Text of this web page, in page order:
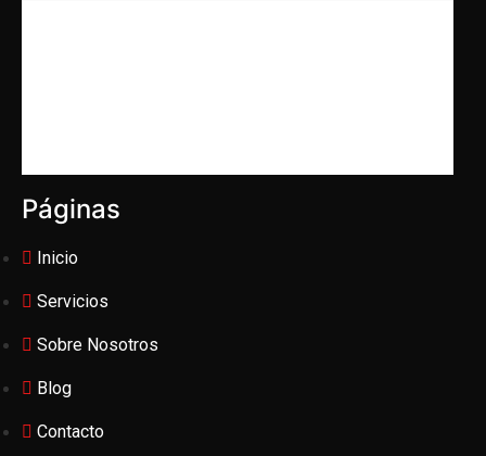
Páginas
Inicio
Servicios
Sobre Nosotros
Blog
Contacto